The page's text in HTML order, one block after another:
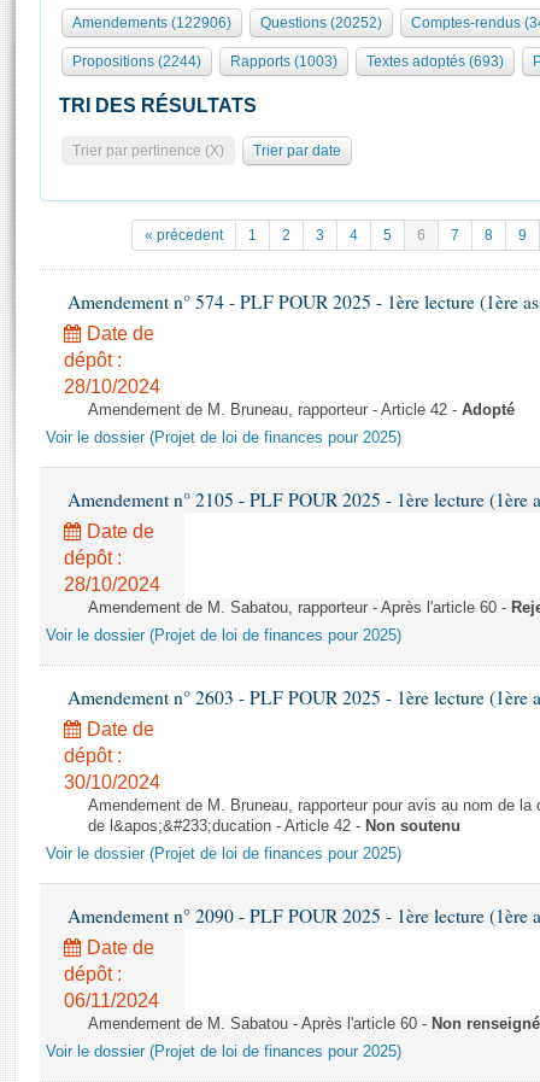
577 députés
Groupes politiques
Commissions et autres organes
Europe et International
Pétitions
Projets de loi
Propositions de loi
Amendements
Textes adoptés
Rapports d'enquête
Rapports législatifs
Rapports sur l'application des lois
Baromètre de l’application des lois
Comptes rendus des débats
Organisation de l'Assemblée
Présidence Conférence des Présidents Bureau Collège des
Statistiques et chiffres clés
Documents de référence
( Constitution | Règlement de l'Assemblée ... )
Histoire
Juniors
Anciennes législatures
Liens vers les sites publics
Visite virtuelle du palais Bourbon
Assister à une séance
La Bibliothèque
Contacts et plan d'accès
Photos libres de droit
Amendements (122906) Questions (20252) Comptes-rendus
Propositions (2244) Rapports (1003) Textes adoptés (693)
TRI DES RÉSULTATS
Trier par pertinence (X) Trier par date
« précedent 1 2 3 4 5 6 7 8 9
Amendement n° 574 - PLF POUR 2025 - 1ère lecture (1ère
Date de
dépôt :
28/10/2024
Amendement de M. Bruneau, rapporteur - Article 42 - Adopté
Voir le dossier (Projet de loi de finances pour 2025)
Amendement n° 2105 - PLF POUR 2025 - 1ère lecture (1ère
Date de
dépôt :
28/10/2024
Amendement de M. Sabatou, rapporteur - Après l'article 60 -
Voir le dossier (Projet de loi de finances pour 2025)
Amendement n° 2603 - PLF POUR 2025 - 1ère lecture (1ère
Date de
dépôt :
30/10/2024
Amendement de M. Bruneau, rapporteur pour avis au nom de
de l&apos;&#233;ducation - Article 42 - Non soutenu
Voir le dossier (Projet de loi de finances pour 2025)
Amendement n° 2090 - PLF POUR 2025 - 1ère lecture (1ère
Date de
dépôt :
06/11/2024
Amendement de M. Sabatou - Après l'article 60 - Non renseigné
Voir le dossier (Projet de loi de finances pour 2025)